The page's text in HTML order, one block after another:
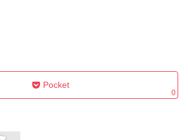
Pocket
0